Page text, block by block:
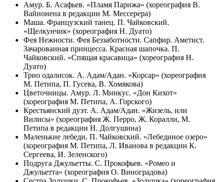
Амур. Б. Асафьев. «Пламя Парижа» (хореография В.
Вайнонена в редакции М. Мессерера)
Маша. Французский танец. П. Чайковский.
«Щелкунчик» (хореография Н. Дуато)
Фея Нежности. Фея Беззаботности. Сапфир. Аметист.
Зачарованная принцесса. Красная шапочка. П.
Чайковский. «Спящая красавица» (хореография Н.
Дуато)
Трио одалисок. А. Адам/Адан. «Корсар» (хореография
М. Петипа, П. Гусева, В. Хомякова)
Цветочницы. Амур. Л. Минкус. «Дон Кихот»
(хореография М. Петипа, А. Горского)
Крестьянский дуэт. А. Адам/Адан. «Жизель, или
Вилисы» (хореография Ж. Перро, Ж. Коралли, М.
Петипа в редакции Н. Долгушина)
Маленькие лебеди. П. Чайковский. «Лебединое озеро»
(хореография М. Петипа, Л. Иванова в редакции К.
Сергеева, И. Зеленского)
Подруга Джульетты. С. Прокофьев. «Ромео и
Джульетта» (хореография О. Виноградова)